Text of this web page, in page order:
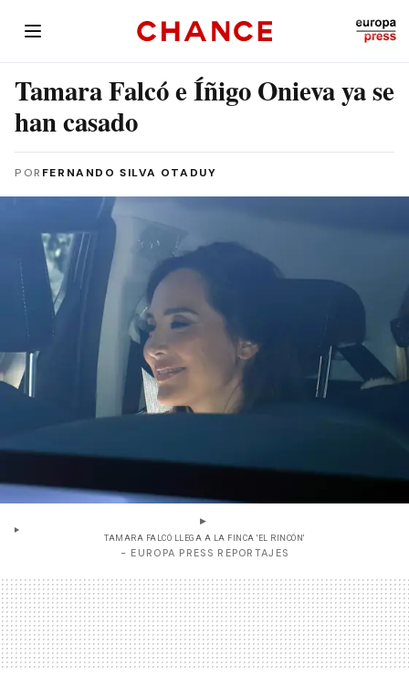
Tamara Falcó e Íñigo Onieva ya se
han casado
POR FERNANDO SILVA OTADUY
TAMARA FALCÓ LLEGA A LA FINCA 'EL RINCÓN'
- EUROPA PRESS REPORTAJES